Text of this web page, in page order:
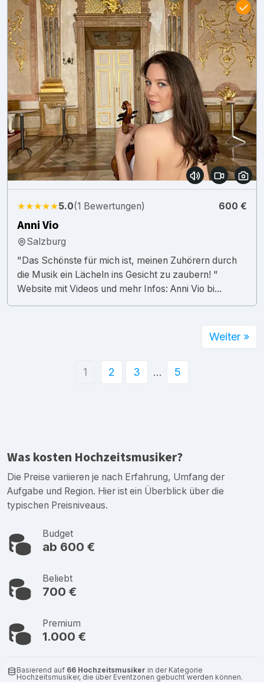
★★★★★5.0(1 Bewertungen) 600 €
Anni Vio
Salzburg
"Das Schönste für mich ist, meinen Zuhörern durch
die Musik ein Lächeln ins Gesicht zu zaubern! "
Website mit Videos und mehr Infos: Anni Vio bi...
1 2 3 … 5
Weiter »
Was kosten Hochzeitsmusiker?
Die Preise variieren je nach Erfahrung, Umfang der
Aufgabe und Region. Hier ist ein Überblick über die
typischen Preisniveaus.
Budget
ab 600 €
Beliebt
700 €
Premium
1.000 €
Basierend auf 66 Hochzeitsmusiker in der Kategorie
Hochzeitsmusiker, die über Eventzonen gebucht werden können.